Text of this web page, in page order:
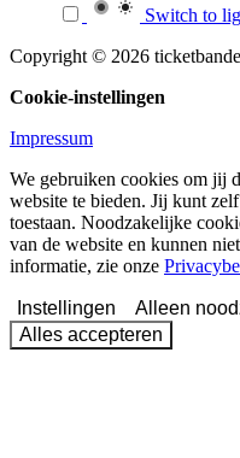
Switch to
Copyright © 2026
Cookie-instellingen
Impressum
We gebruiken cookies om jij
website te bieden. Jij kunt
toestaan. Noodzakelijke
van de website en kunnen
informatie, zie onze
Instellingen
Alleen
Alles accepteren